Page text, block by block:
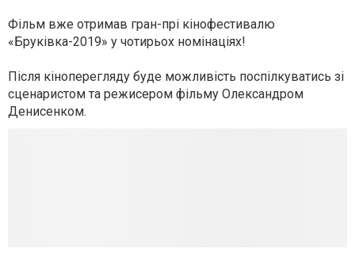
Фільм вже отримав гран-прі кінофестивалю
«Бруківка-2019» у чотирьох номінаціях!
Після кіноперегляду буде можливість поспілкуватись зі
сценаристом та режисером фільму Олександром
Денисенком.